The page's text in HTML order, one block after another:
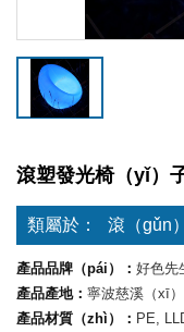
滾塑發光椅（yǐ）
類屬於： 滾（gǔn
產品品牌（pái）： 好色先
產品產地： 寧波慈溪（xī）
產品材質（zhì）： PE,